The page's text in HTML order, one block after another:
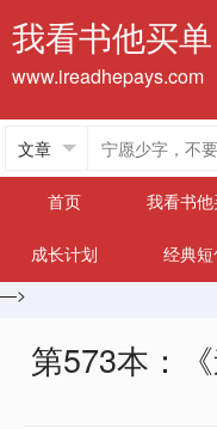
我看书他买单
www.ireadhepays.com
首页
我看书
成长计划 经典短
—>
第573本：